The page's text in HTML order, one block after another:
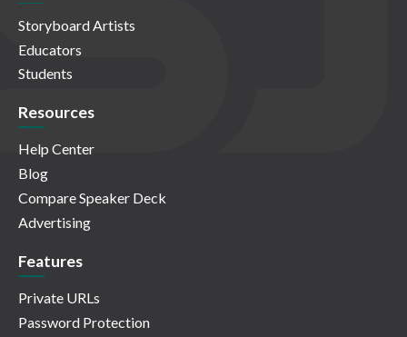
Storyboard Artists
Educators
Students
Resources
Help Center
Blog
Compare Speaker Deck
Advertising
Features
Private URLs
Password Protection